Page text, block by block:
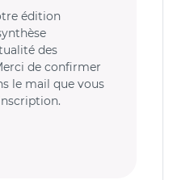
édition
des
de confirmer
le mail que vous